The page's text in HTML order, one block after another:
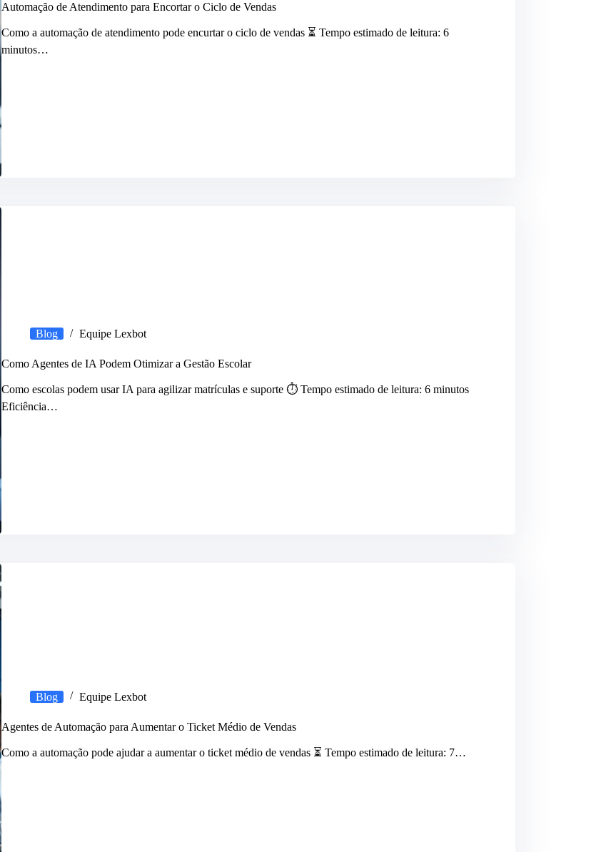
Automação de Atendimento para Encortar o Ciclo de Vendas
Como a automação de atendimento pode encurtar o ciclo de vendas ⏳ Tempo estimado de leitura: 6
minutos…
Blog Equipe Lexbot
Como Agentes de IA Podem Otimizar a Gestão Escolar
Como escolas podem usar IA para agilizar matrículas e suporte ⏱️ Tempo estimado de leitura: 6 minutos
Eficiência…
Blog Equipe Lexbot
Agentes de Automação para Aumentar o Ticket Médio de Vendas
Como a automação pode ajudar a aumentar o ticket médio de vendas ⏳ Tempo estimado de leitura: 7…